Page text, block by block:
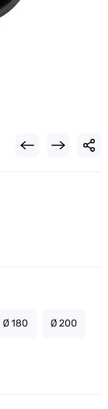
Ø 180 Ø 200